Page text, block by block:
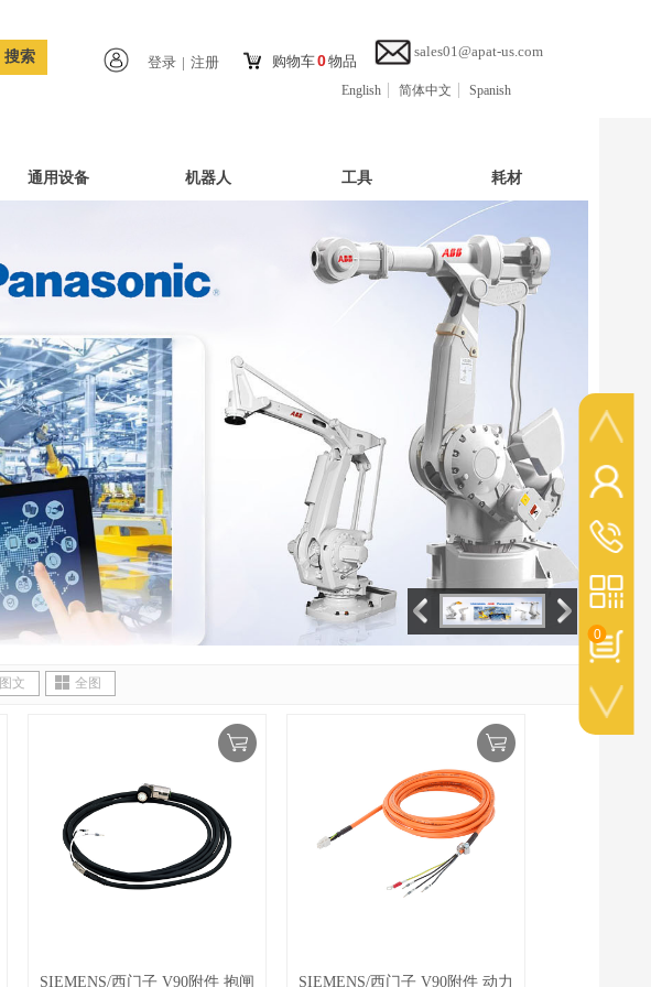
通用设备 机器人 工具 耗材
图文 全图
SIEMENS/西门子 V90附件 抱闸 SIEMENS/西门子 V90附件 动力
搜索 sales01@apat-us.com
购物车0物品
登录 | 注册
English 简体中文 Spanish
手机扫一扫
0